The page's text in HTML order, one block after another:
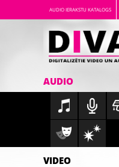
AUDIO IERAKSTU KATALOGS
AUDIO
VIDEO